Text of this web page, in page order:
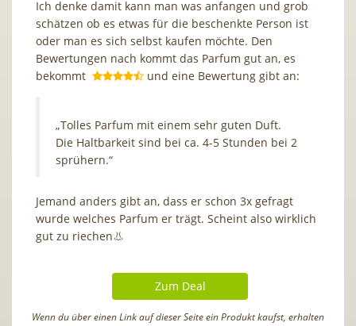
Ich denke damit kann man was anfangen und grob
schätzen ob es etwas für die beschenkte Person ist
oder man es sich selbst kaufen möchte. Den
Bewertungen nach kommt das Parfum gut an, es
bekommt
und eine Bewertung gibt an:
„Tolles Parfum mit einem sehr guten Duft.
Die Haltbarkeit sind bei ca. 4-5 Stunden bei 2
sprühern.“
Jemand anders gibt an, dass er schon 3x gefragt
wurde welches Parfum er trägt. Scheint also wirklich
gut zu riechen👃
Zum Deal
Wenn du über einen Link auf dieser Seite ein Produkt kaufst, erhalten